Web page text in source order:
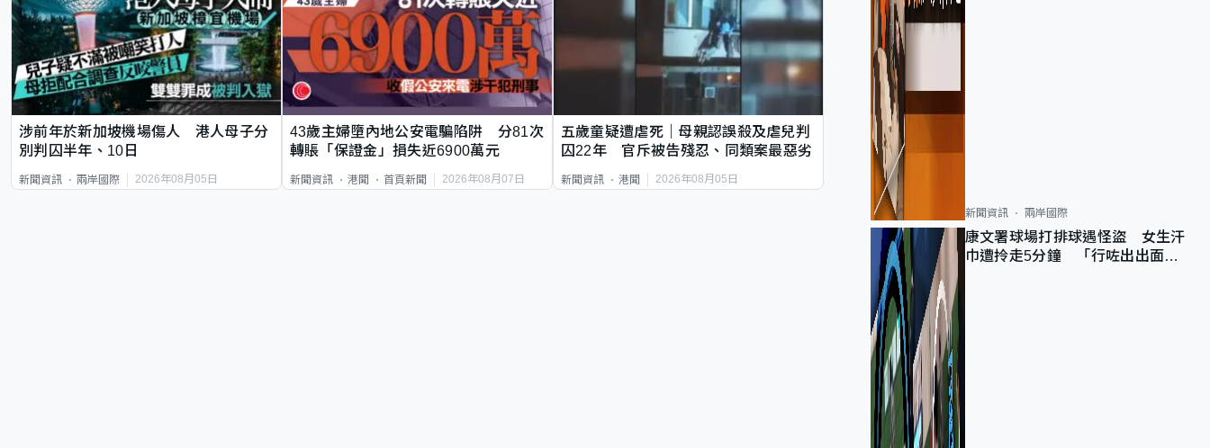
涉前年於新加坡機場傷人 港人母子分
別判囚半年、10日
新聞資訊 兩岸國際 2026年08月05日
43歲主婦墮內地公安電騙陷阱 分81次
轉賬「保證金」損失近6900萬元
新聞資訊 港聞 首頁新聞 2026年08月07日
五歲童疑遭虐死｜母親認誤殺及虐兒判
囚22年 官斥被告殘忍、同類案最惡劣
新聞資訊 港聞 2026年08月05日
新聞資訊 兩岸國際
康文署球場打排球遇怪盜 女生汗
巾遭拎走5分鐘 「行咗出出面唔